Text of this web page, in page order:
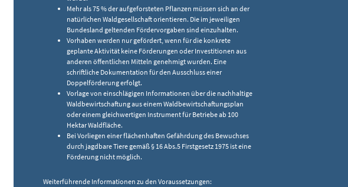
Mehr als 75 % der aufgeforsteten Pflanzen müssen sich an der
natürlichen Waldgesellschaft orientieren. Die im jeweiligen
Bundesland geltenden Fördervorgaben sind einzuhalten.
Vorhaben werden nur gefördert, wenn für die konkrete
geplante Aktivität keine Förderungen oder Investitionen aus
anderen öffentlichen Mitteln genehmigt wurden. Eine
schriftliche Dokumentation für den Ausschluss einer
Doppelförderung erfolgt.
Vorlage von einschlägigen Informationen über die nachhaltige
Waldbewirtschaftung aus einem Waldbewirtschaftungsplan
oder einem gleichwertigen Instrument für Betriebe ab 100
Hektar Waldfläche.
Bei Vorliegen einer flächenhaften Gefährdung des Bewuchses
durch jagdbare Tiere gemäß § 16 Abs.5 Firstgesetz 1975 ist eine
Förderung nicht möglich.
Weiterführende Informationen zu den Voraussetzungen: